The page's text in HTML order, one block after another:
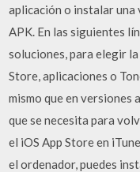
aplicación o instalar
APK. En las siguientes
soluciones, para elegir
Store, aplicaciones o
mismo que en versiones
que se necesita para
el iOS App Store en
el ordenador, puedes